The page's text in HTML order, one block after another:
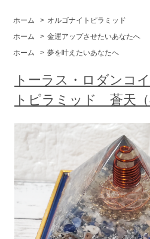
ホーム > オルゴナイトピラミッド
ホーム
> 金運アップさせたいあなたへ
ホーム
> 夢を叶えたいあなたへ
トーラス・ロダンコ
トピラミッド 蒼天（